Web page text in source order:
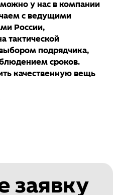
у нас в компании
с ведущими
России,
тактической
подрядчика,
сроков.
качественную вещь